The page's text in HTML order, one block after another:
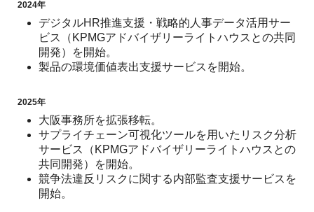
2024年
デジタルHR推進支援・戦略的人事データ活用サー
ビス（KPMGアドバイザリーライトハウスとの共同
開発）を開始。
製品の環境価値表出支援サービスを開始。
2025年
大阪事務所を拡張移転。
サプライチェーン可視化ツールを用いたリスク分析
サービス（KPMGアドバイザリーライトハウスとの
共同開発）を開始。
競争法違反リスクに関する内部監査支援サービスを
開始。